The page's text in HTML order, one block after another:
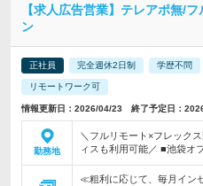
【求人広告営業】テレアポ無/
ン
正社員 完全週休2日制 学歴不問
リモートワーク可
情報更新日：2026/04/23 終了予定日：
勤務地
＼フルリモート×フレック
ィスも利用可能／ ■池袋オ
≪粗利に応じて、毎月イン